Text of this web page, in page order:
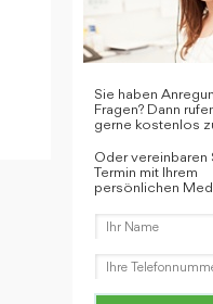
Sie haben
Fragen? Dann
gerne kostenlos
Oder vereinbaren
Termin mit Ihrem
persönlichen